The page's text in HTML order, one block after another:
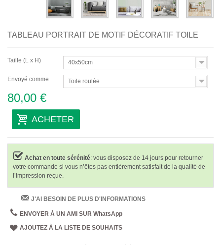
TABLEAU PORTRAIT DE MOTIF DÉCORATIF TOILE
Taille (L x H) 40x50cm
Envoyé comme Toile roulée
80,00 €
ACHETER
Achat en toute sérénité: vous disposez de 14 jours pour retourner
votre commande si vous n’êtes pas entièrement satisfait de la qualité de
l’impression reçue.
J'AI BESOIN DE PLUS D'INFORMATIONS
ENVOYER À UN AMI SUR WhatsApp
AJOUTEZ À LA LISTE DE SOUHAITS